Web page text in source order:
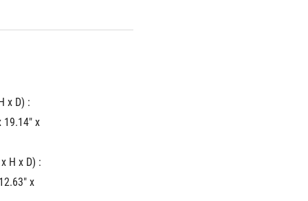
x D) :
19.14" x
H x D) :
x